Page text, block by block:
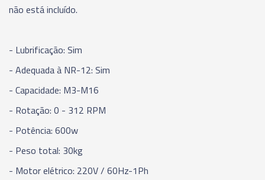
não está incluído.
- Lubrificação: Sim
- Adequada à NR-12: Sim
- Capacidade: M3-M16
- Rotação: 0 - 312 RPM
- Potência: 600w
- Peso total: 30kg
- Motor elétrico: 220V / 60Hz-1Ph